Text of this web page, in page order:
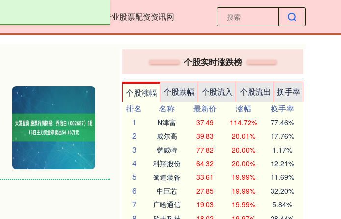
专业股票配资资讯网
个股实时涨跌榜
个股涨幅 个股跌幅 个股流入 个股流出
换手率
排名
名称 最新价 涨幅
换手率
1
N津富 37.49 114.72% 77.46%
2 威尔高 39.83 20.01% 17.76%
3 锴威特 77.82 20.00% 1.17%
4 科翔股份 64.32 20.00% 12.21%
5 蜀道装备 33.61 19.99% 11.69%
6 中巨芯 27.85 19.99% 32.20%
7 广哈通信 19.03 19.99% 5.84%